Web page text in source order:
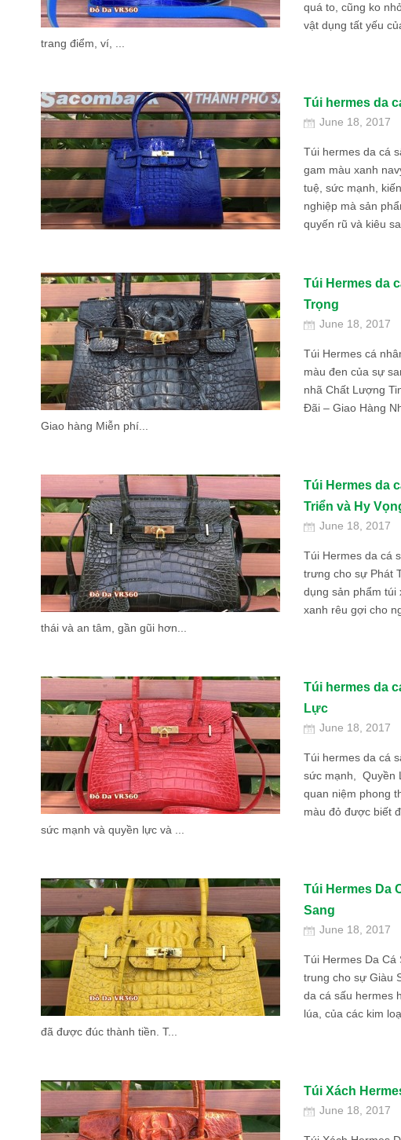
quá to, cũng ko
vật dụng tất yếu
trang điểm, ví, ...
Túi hermes da
June 18, 2017
Túi hermes da cá
gam màu xanh
tuệ, sức mạnh,
nghiệp mà sản
quyến rũ và kiêu
Túi Hermes da
Trọng
June 18, 2017
Túi Hermes cá
màu đen của sự
nhã Chất Lượng
Đãi – Giao Hàng
Giao hàng Miễn phí...
Túi Hermes da
Triển và Hy
June 18, 2017
Túi Hermes da cá
trưng cho sự Phát
dụng sản phẩm túi
xanh rêu gợi cho
thái và an tâm, gần gũi hơn...
Túi hermes da
Lực
June 18, 2017
Túi hermes da cá
sức mạnh, Quyền
quan niệm phong
màu đỏ được biết
sức mạnh và quyền lực và ...
Túi Hermes Da
Sang
June 18, 2017
Túi Hermes Da Cá
trung cho sự Giàu
da cá sấu hermes
lúa, của các kim
đã được đúc thành tiền. T...
Túi Xách
June 18, 2017